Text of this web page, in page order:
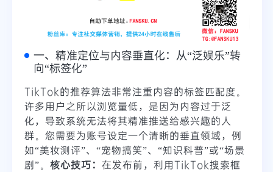
一、精准定位与内容垂直化：从“泛娱乐”转
向“标签化”
TikTok的推荐算法非常注重内容的标签匹配度。
许多用户之所以浏览量低，是因为内容过于泛
化，导致系统无法将其精准推送给感兴趣的人
群。您需要为账号设定一个清晰的垂直领域，例
如“美妆测评”、“宠物搞笑”、“知识科普”或“场景
剧”。 核心技巧： 在发布前，利用TikTok搜索框